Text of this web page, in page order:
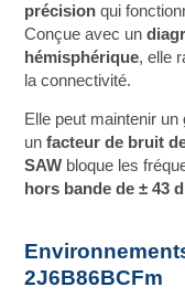
précision qui
Conçue avec un
hémisphérique, elle
la connectivité.
Elle peut maintenir un
unfacteur de bruit
SAW bloque les
hors bande de ± 43
2J6B86BCFm